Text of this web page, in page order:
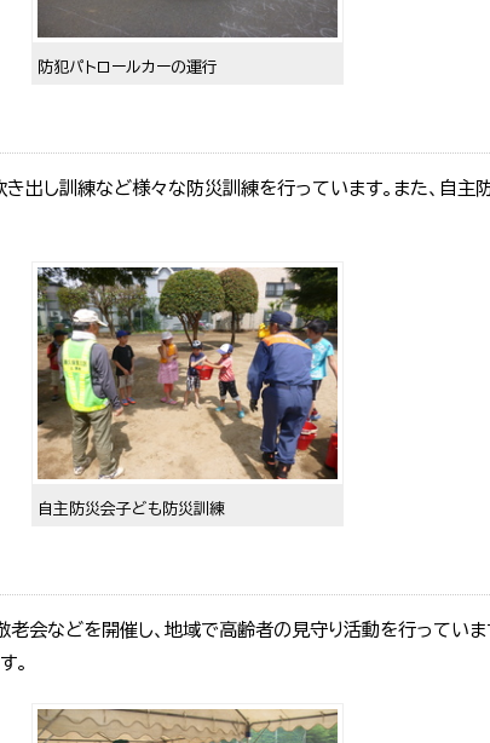
防犯パトロールカーの運行
出し訓練など様々な防災訓練を行っています。また、自主
自主防災会子ども防災訓練
会などを開催し、地域で高齢者の見守り活動を行っていま
。